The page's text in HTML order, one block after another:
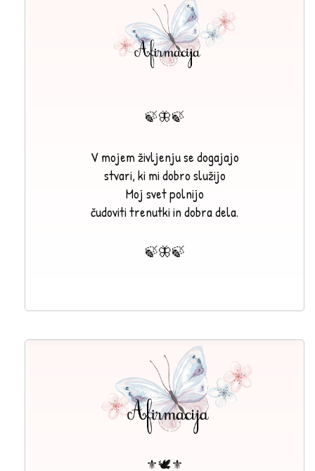
🍃🦋🍃
V mojem življenju se dogajajo
stvari, ki mi dobro služijo
Moj svet polnijo
čudoviti trenutki in dobra dela.
🍃🦋🍃
⚜🕊⚜